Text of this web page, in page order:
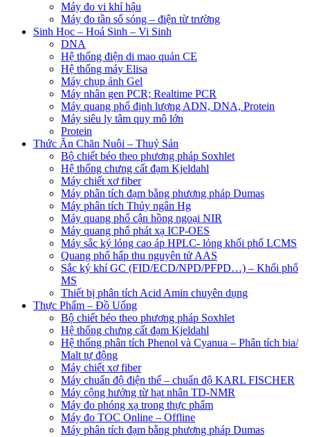
Máy đo vi khí hậu
Máy đo tần số sóng – điện từ trường
Sinh Học – Hoá Sinh – Vi Sinh
DNA
Hệ thống điện di mao quản CE
Hệ thống máy Elisa
Máy chụp ảnh Gel
Máy nhân gen PCR; Realtime PCR
Máy quang phổ định lượng ADN, DNA, Protein
Máy siêu ly tâm quy mô lớn
Protein
Thức Ăn Chăn Nuôi – Thuỷ Sản
Bộ chiết béo theo phương pháp Soxhlet
Hệ thống chưng cất đạm Kjeldahl
Máy chiết xơ fiber
Máy phân tích đạm bằng phương pháp Dumas
Máy phân tích Thủy ngân Hg
Máy quang phổ cận hồng ngoại NIR
Máy quang phổ phát xạ ICP-OES
Máy sắc ký lỏng cao áp HPLC- lỏng khối phổ LCMS
Quang phổ hấp thu nguyên tử AAS
Sắc ký khí GC (FID/ECD/NPD/PFPD…) – Khối phổ
MS
Thiết bị phân tích Acid Amin chuyên dụng
Thực Phẩm – Đồ Uống
Bộ chiết béo theo phương pháp Soxhlet
Hệ thống chưng cất đạm Kjeldahl
Hệ thống phân tích Phenol và Cyanua – Phân tích bia/
Malt tự động
Máy chiết xơ fiber
Máy chuẩn độ điện thế – chuẩn độ KARL FISCHER
Máy cộng hưởng từ hạt nhân TD-NMR
Máy đo phóng xạ trong thực phẩm
Máy đo TOC Online – Offline
Máy phân tích đạm bằng phương pháp Dumas